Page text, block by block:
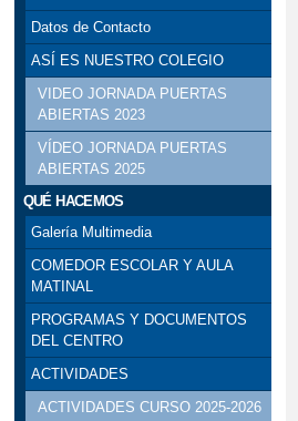
Datos de Contacto
ASÍ ES NUESTRO COLEGIO
VIDEO JORNADA PUERTAS
ABIERTAS 2023
VÍDEO JORNADA PUERTAS
ABIERTAS 2025
QUÉ HACEMOS
Galería Multimedia
COMEDOR ESCOLAR Y AULA
MATINAL
PROGRAMAS Y DOCUMENTOS
DEL CENTRO
ACTIVIDADES
ACTIVIDADES CURSO 2025-2026